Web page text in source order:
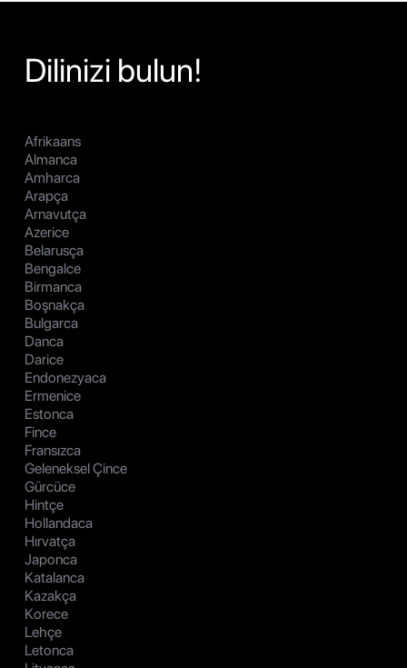
Dilinizi bulun!
Afrikaans
Almanca
Amharca
Arapça
Arnavutça
Azerice
Belarusça
Bengalce
Birmanca
Boşnakça
Bulgarca
Danca
Darice
Endonezyaca
Ermenice
Estonca
Fince
Fransızca
Geleneksel Çince
Gürcüce
Hintçe
Hollandaca
Hırvatça
Japonca
Katalanca
Kazakça
Korece
Lehçe
Letonca